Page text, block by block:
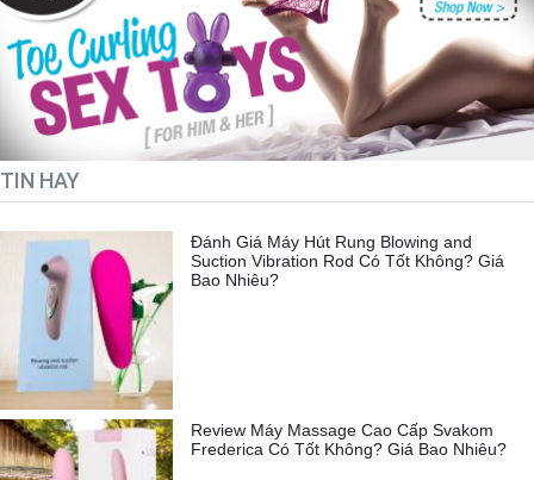
TIN HAY
Đánh Giá Máy Hút Rung Blowing and
Suction Vibration Rod Có Tốt Không? Giá
Bao Nhiêu?
Review Máy Massage Cao Cấp Svakom
Frederica Có Tốt Không? Giá Bao Nhiêu?